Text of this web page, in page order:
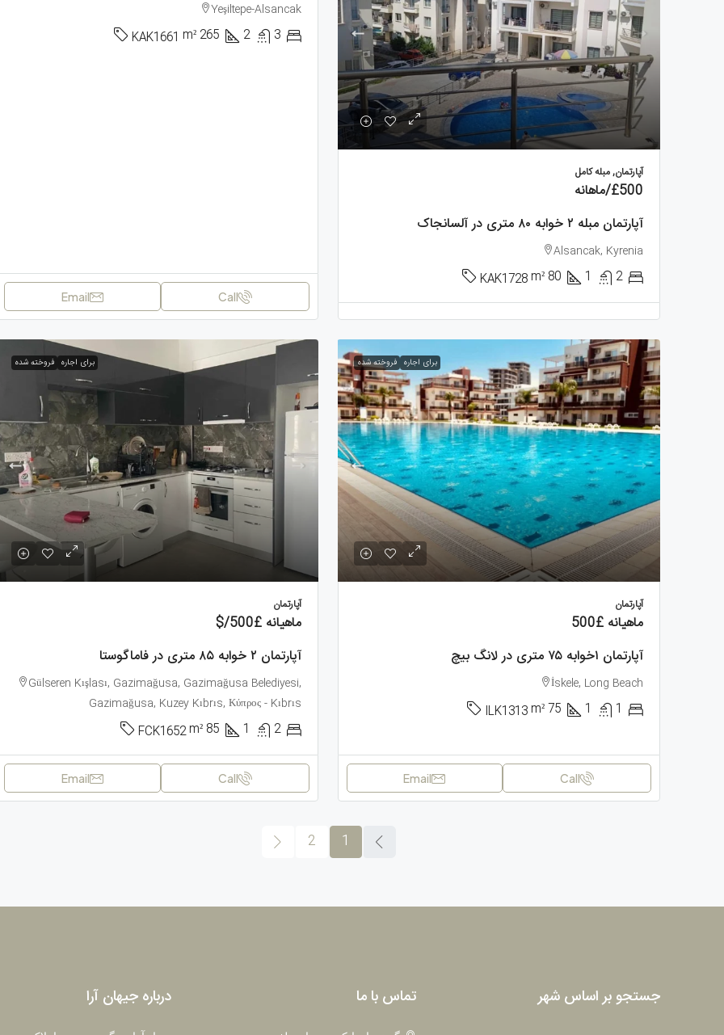
آپارتمان, مبله کامل
£500/ماهانه
آپارتمان مبله ۲ خوابه ۸۰ متری در آلسانجاک
Alsancak, Kyrenia
2
1
80
m²
KAK1728
Yeşiltepe-Alsancak
3
2
265
m²
KAK1661
Call
Email
برای اجاره فروخته شده
آپارتمان
ماهیانه £500
آپارتمان ۱خوابه ۷۵ متری در لانگ بیچ
İskele, Long Beach
1
1
75
m²
ILK1313
Call
Email
برای اجاره فروخته شده
آپارتمان
ماهیانه£500
/$
آپارتمان ۲ خوابه ۸۵ متری در فاماگوستا
Gülseren Kışlası, Gazimağusa, Gazimağusa Belediyesi,
Gazimağusa, Kuzey Kıbrıs, Κύπρος - Kıbrıs
2
1
85
m²
FCK1652
Call
Email
1
2
جستجو بر اساس شهر تماس با ما درباره جیهان آرا